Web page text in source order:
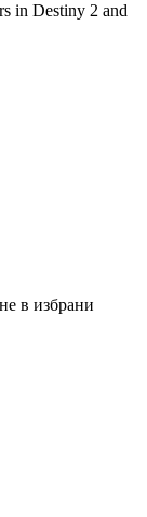
in Destiny 2 and
в избрани